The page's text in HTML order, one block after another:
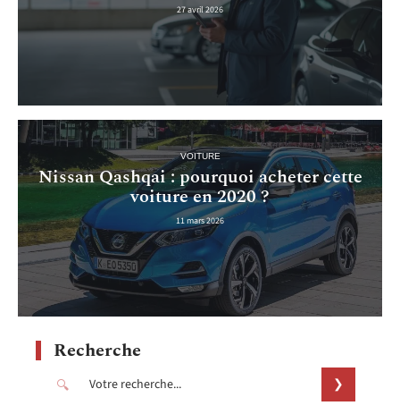
27 avril 2026
VOITURE
Nissan Qashqai : pourquoi acheter cette
voiture en 2020 ?
11 mars 2026
Recherche